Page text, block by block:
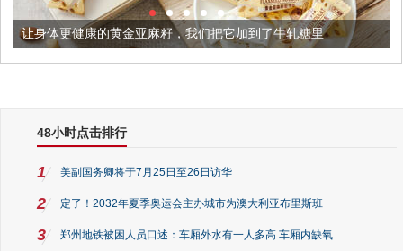
的黄金亚麻籽，我们把它加到了牛轧糖里 被列入佛家七
48小时点击排行
1 美副国务卿将于7月25日至26日访华
2 定了！2032年夏季奥运会主办城市为澳大利亚布里斯班
3 郑州地铁被困人员口述：车厢外水有一人多高 车厢内缺氧